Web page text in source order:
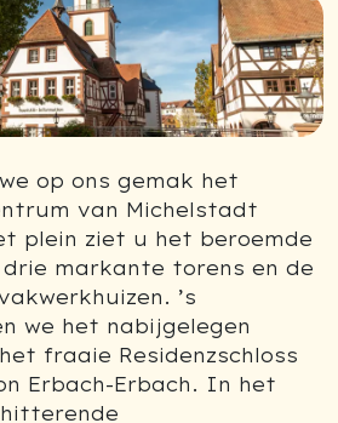
Next
op ons gemak het
van Michelstadt
plein ziet u het beroemde
markante torens en de
’s
we het nabijgelegen
fraaie Residenzschloss
Erbach-Erbach. In het